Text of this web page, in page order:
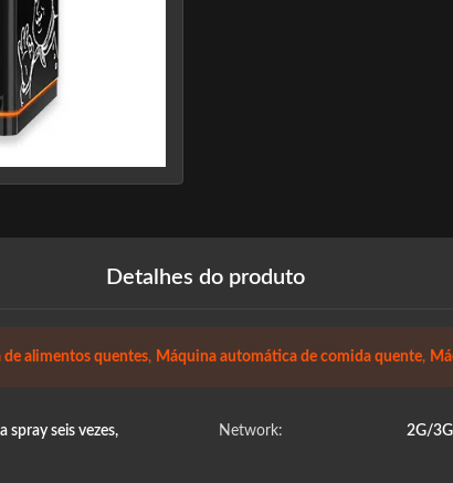
Detalhes do produto
alimentos quentes, Máquina automática de comida quente,
spray seis vezes,
Network: 2G/